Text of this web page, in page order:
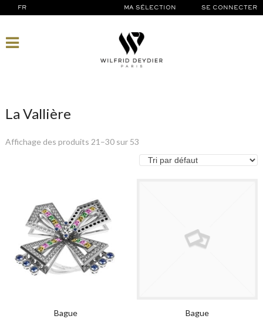
FR MA SÉLECTION SE CONNECTER
La Vallière
Affichage des produits 21–30 sur 53
Bague
Bague